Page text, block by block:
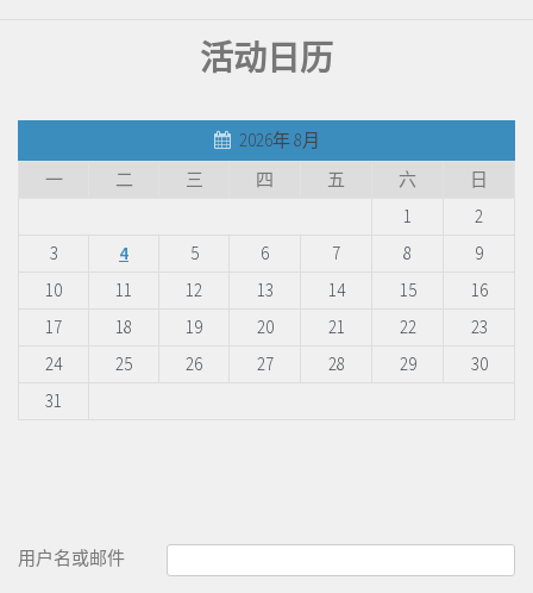
活动日历
2026年 8月
一
二 三 四 五 六
日
1
2
3
4 5 6 7 8
9
10
11 12 13 14 15
16
17
18 19 20 21 22
23
24
25 26 27 28 29
30
31
用户名或邮件